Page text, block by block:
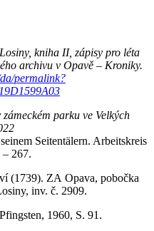
kniha II, zápisy pro léta
archivu v Opavě – Kroniky.
permalink?
parku ve Velkých
Seitentälern. Arbeitskreis
– 267.
(1739). ZA Opava, pobočka
inv. č. 2909.
1960, S. 91.